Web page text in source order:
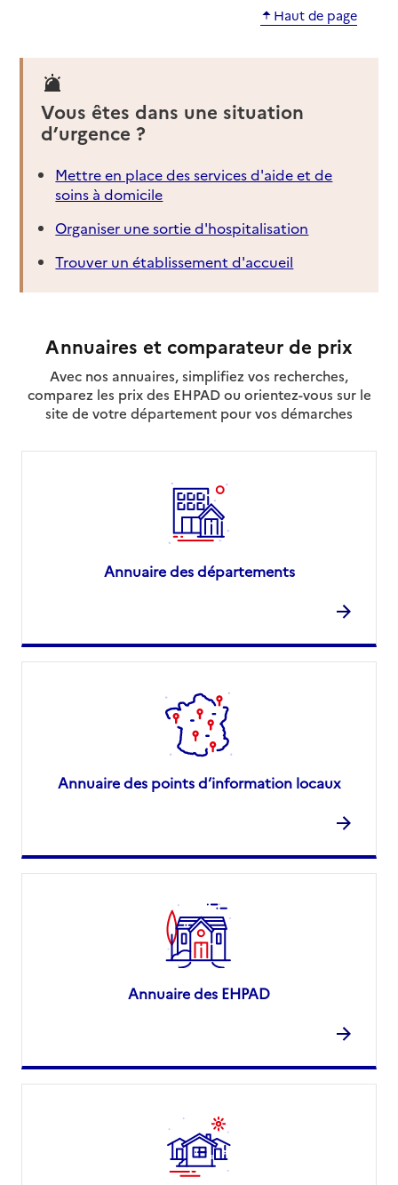
Haut de page
Vous êtes dans une situation
d’urgence ?
Mettre en place des services d'aide et de
soins à domicile
Organiser une sortie d'hospitalisation
Trouver un établissement d'accueil
Annuaires et comparateur de prix
Avec nos annuaires, simplifiez vos recherches,
comparez les prix des EHPAD ou orientez-vous sur le
site de votre département pour vos démarches
Annuaire des départements
Annuaire des points d’information locaux
Annuaire des EHPAD